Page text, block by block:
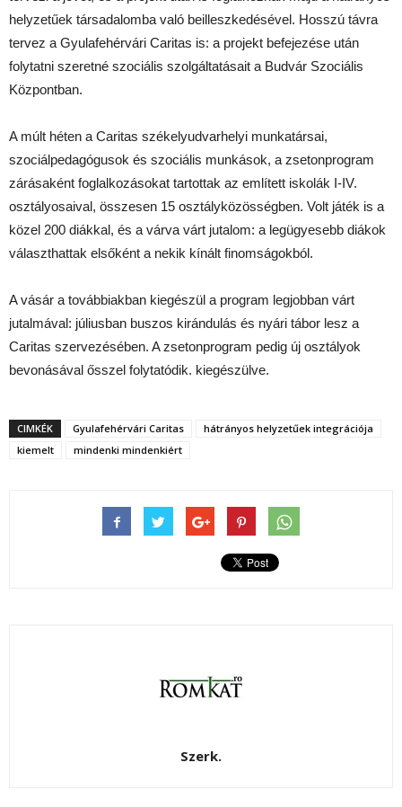
helyzetűek társadalomba való beilleszkedésével. Hosszú távra
tervez a Gyulafehérvári Caritas is: a projekt befejezése után
folytatni szeretné szociális szolgáltatásait a Budvár Szociális
Központban.
A múlt héten a Caritas székelyudvarhelyi munkatársai,
szociálpedagógusok és szociális munkások, a zsetonprogram
zárásaként foglalkozásokat tartottak az említett iskolák I-IV.
osztályosaival, összesen 15 osztályközösségben. Volt játék is a
közel 200 diákkal, és a várva várt jutalom: a legügyesebb diákok
választhattak elsőként a nekik kínált finomságokból.
A vásár a továbbiakban kiegészül a program legjobban várt
jutalmával: júliusban buszos kirándulás és nyári tábor lesz a
Caritas szervezésében. A zsetonprogram pedig új osztályok
bevonásával ősszel folytatódik. kiegészülve.
CIMKÉK Gyulafehérvári Caritas
hátrányos helyzetűek integrációja
kiemelt
mindenki mindenkiért
Szerk.